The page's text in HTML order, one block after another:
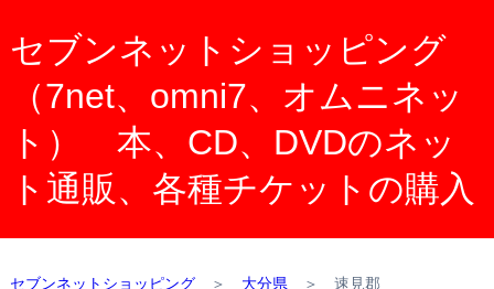
セブンネットショッピング
（7net、omni7、オムニネッ
ト） 本、CD、DVDのネッ
ト通販、各種チケットの購入
セブンネットショッピング＞ 大分県 ＞ 速見郡